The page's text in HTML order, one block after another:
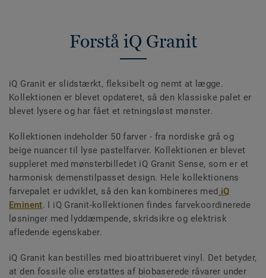
Forstå iQ Granit
iQ Granit er slidstærkt, fleksibelt og nemt at lægge.
Kollektionen er blevet opdateret, så den klassiske palet er
blevet lysere og har fået et retningsløst mønster.
Kollektionen indeholder 50 farver - fra nordiske grå og
beige nuancer til lyse pastelfarver. Kollektionen er blevet
suppleret med mønsterbilledet iQ Granit Sense, som er et
harmonisk demenstilpasset design. Hele kollektionens
farvepalet er udviklet, så den kan kombineres med iQ
Eminent. I iQ Granit-kollektionen findes farvekoordinerede
løsninger med lyddæmpende, skridsikre og elektrisk
afledende egenskaber.
iQ Granit kan bestilles med bioattribueret vinyl. Det betyder,
at den fossile olie erstattes af biobaserede råvarer under